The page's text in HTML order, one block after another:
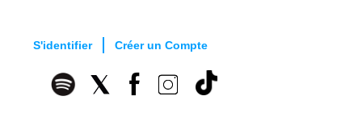
S'identifier Créer un Compte